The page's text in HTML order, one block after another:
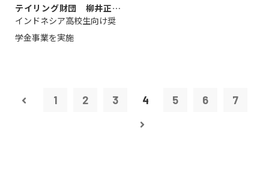
テイリング財団 柳井正
理事長
インドネシア高校生向け奨
学金事業を実施
1 2 3 4 5 6 7